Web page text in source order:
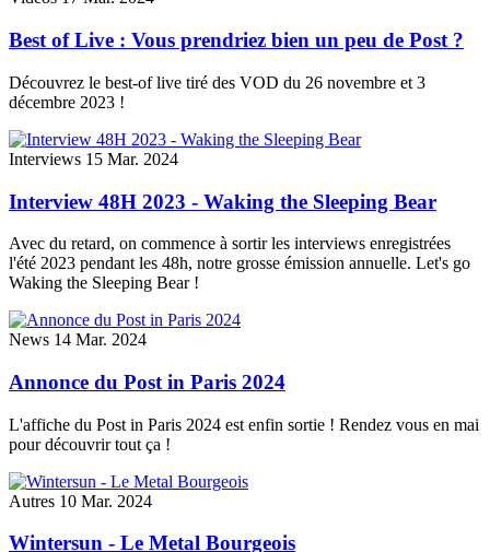
Best of Live : Vous prendriez bien un peu de Post ?
Découvrez le best-of live tiré des VOD du 26 novembre et 3
décembre 2023 !
Interviews 15 Mar. 2024
Interview 48H 2023 - Waking the Sleeping Bear
Avec du retard, on commence à sortir les interviews enregistrées
l'été 2023 pendant les 48h, notre grosse émission annuelle. Let's go
Waking the Sleeping Bear !
News 14 Mar. 2024
Annonce du Post in Paris 2024
L'affiche du Post in Paris 2024 est enfin sortie ! Rendez vous en mai
pour découvrir tout ça !
Autres 10 Mar. 2024
Wintersun - Le Metal Bourgeois